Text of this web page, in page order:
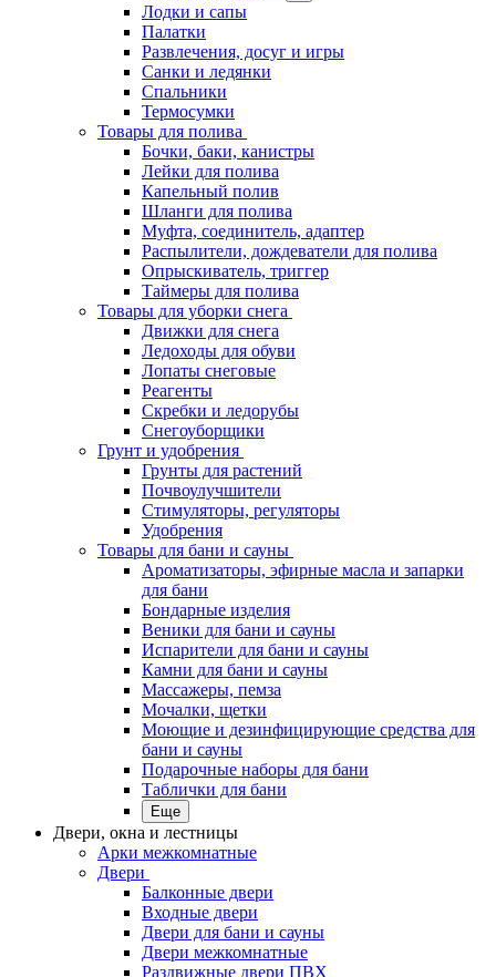
Лодки и сапы
Палатки
Развлечения, досуг и игры
Санки и ледянки
Спальники
Термосумки
Товары для полива
Бочки, баки, канистры
Лейки для полива
Капельный полив
Шланги для полива
Муфта, соединитель, адаптер
Распылители, дождеватели для полива
Опрыскиватель, триггер
Таймеры для полива
Товары для уборки снега
Движки для снега
Ледоходы для обуви
Лопаты снеговые
Реагенты
Скребки и ледорубы
Снегоуборщики
Грунт и удобрения
Грунты для растений
Почвоулучшители
Стимуляторы, регуляторы
Удобрения
Товары для бани и сауны
Ароматизаторы, эфирные масла и запарки
для бани
Бондарные изделия
Веники для бани и сауны
Испарители для бани и сауны
Камни для бани и сауны
Массажеры, пемза
Мочалки, щетки
Моющие и дезинфицирующие средства для
бани и сауны
Подарочные наборы для бани
Таблички для бани
Еще
Двери, окна и лестницы
Арки межкомнатные
Двери
Балконные двери
Входные двери
Двери для бани и сауны
Двери межкомнатные
Раздвижные двери ПВХ